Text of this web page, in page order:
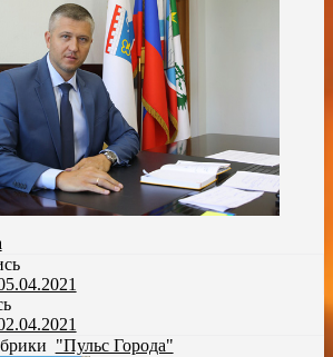
"Пульс Города"